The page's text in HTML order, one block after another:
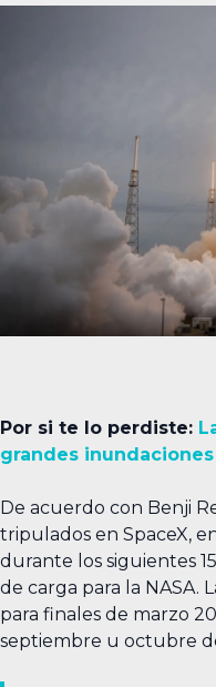
Por si te lo perdiste:
grandes
De acuerdo con Benji
tripulados en SpaceX,
durante los siguientes
de carga para la NASA.
para finales de marzo
septiembre u octubre